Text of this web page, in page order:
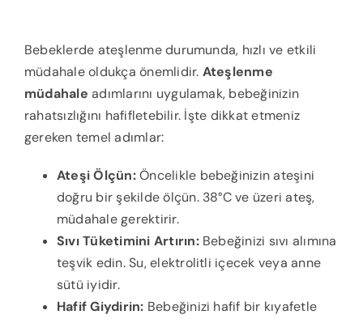
Bebeklerde ateşlenme durumunda, hızlı ve etkili
müdahale oldukça önemlidir. Ateşlenme
müdahale adımlarını uygulamak, bebeğinizin
rahatsızlığını hafifletebilir. İşte dikkat etmeniz
gereken temel adımlar:
Ateşi Ölçün:Öncelikle bebeğinizin ateşini
doğru bir şekilde ölçün. 38°C ve üzeri ateş,
müdahale gerektirir.
Sıvı Tüketimini Artırın:Bebeğinizi sıvı alımına
teşvik edin. Su, elektrolitli içecek veya anne
sütü iyidir.
Hafif Giydirin: Bebeğinizi hafif bir kıyafetle